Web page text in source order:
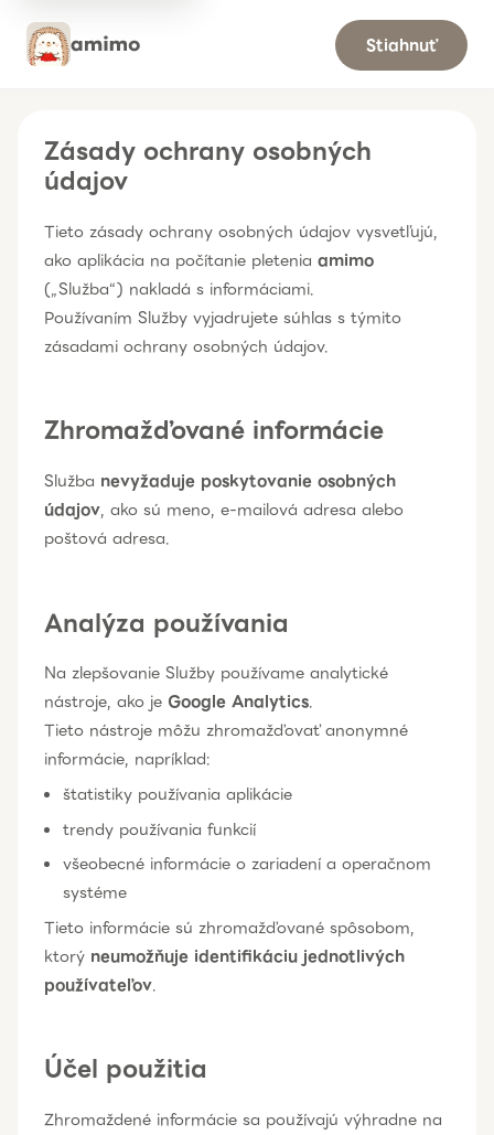
Stiahnuť
Zásady ochrany osobných
údajov
Tieto zásady ochrany osobných údajov vysvetľujú,
ako aplikácia na počítanie pletenia amimo
(„Služba“) nakladá s informáciami.
Používaním Služby vyjadrujete súhlas s týmito
zásadami ochrany osobných údajov.
Zhromažďované informácie
Služba nevyžaduje poskytovanie osobných
údajov, ako sú meno, e-mailová adresa alebo
poštová adresa.
Analýza používania
Na zlepšovanie Služby používame analytické
nástroje, ako je Google Analytics.
Tieto nástroje môžu zhromažďovať anonymné
informácie, napríklad:
štatistiky používania aplikácie
trendy používania funkcií
všeobecné informácie o zariadení a operačnom
systéme
Tieto informácie sú zhromažďované spôsobom,
ktorý neumožňuje identifikáciu jednotlivých
používateľov.
Účel použitia
Zhromaždené informácie sa používajú výhradne na